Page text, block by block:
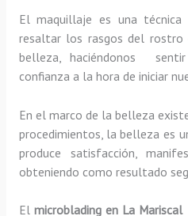
El maquillaje es una
resaltar los rasgos del rostro
belleza, haciéndonos
confianza a la hora de iniciar
En el marco de la belleza
procedimientos, la belleza es
produce satisfacción,
obteniendo como resultado
El microblading en La Mariscal